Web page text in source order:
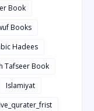
Book
Books
Hadees
Tafseer Book
Islamiyat